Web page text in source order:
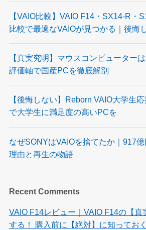
【VAIO比較】VAIO F14・SX14-R・
比較で最適なVAIOが見つかる｜後悔
【真実究明】マウスコンピューター
評価軸で国産PCを徹底解剖
【後悔しない】Reborn VAIO大学生
で大学生に満足度の高いPCを
なぜSONYはVAIOを捨てたか｜917
理由と再生の物語
Recent Comments
VAIO F14レビュー｜VAIO F14の【真
する！ 購入前に【絶対】に知ってお